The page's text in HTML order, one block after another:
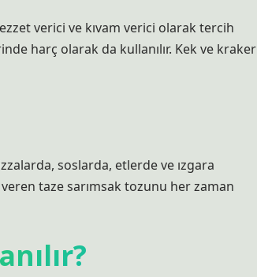
verici ve kıvam verici olarak tercih
harç olarak da kullanılır. Kek ve kraker
soslarda, etlerde ve ızgara
taze sarımsak tozunu her zaman